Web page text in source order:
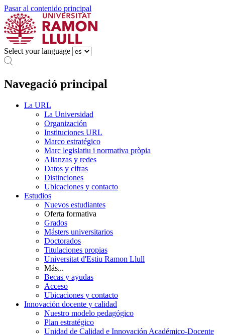
Pasar al contenido principal
Select your language
Navegació principal
La URL
La Universidad
Organización
Instituciones URL
Marco estratégico
Marc legislatiu i normativa pròpia
Alianzas y redes
Datos y cifras
Distinciones
Ubicaciones y contacto
Estudios
Nuevos estudiantes
Oferta formativa
Grados
Másters universitarios
Doctorados
Titulaciones propias
Universitat d'Estiu Ramon Llull
Más...
Becas y ayudas
Acceso
Ubicaciones y contacto
Innovación docente y calidad
Nuestro modelo pedagógico
Plan estratégico
Unidad de Calidad e Innovación Académico-Docente